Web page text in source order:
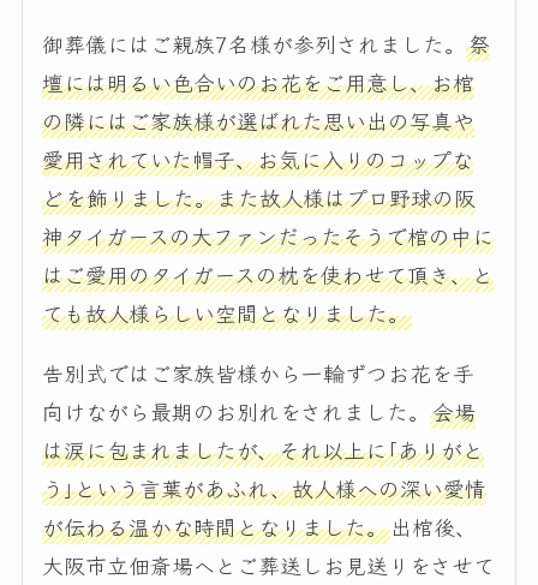
御葬儀にはご親族7名様が参列されました。祭
壇には明るい色合いのお花をご用意し、お棺
の隣にはご家族様が選ばれた思い出の写真や
愛用されていた帽子、お気に入りのコップな
どを飾りました。また故人様はプロ野球の阪
神タイガースの大ファンだったそうで棺の中に
はご愛用のタイガースの枕を使わせて頂き、と
ても故人様らしい空間となりました。
告別式ではご家族皆様から一輪ずつお花を手
向けながら最期のお別れをされました。会場
は涙に包まれましたが、それ以上に｢ありがと
う｣という言葉があふれ、故人様への深い愛情
が伝わる温かな時間となりました。出棺後、
大阪市立佃斎場へとご葬送しお見送りをさせて